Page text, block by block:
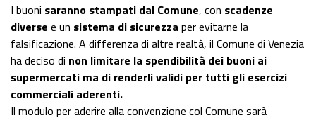
I buoni saranno stampati dal Comune, con scadenze
diverse e un sistema di sicurezza per evitarne la
falsificazione. A differenza di altre realtà, il Comune di Venezia
ha deciso di non limitare la spendibilità dei buoni ai
supermercati ma di renderli validi per tutti gli esercizi
commerciali aderenti.
Il modulo per aderire alla convenzione col Comune sarà